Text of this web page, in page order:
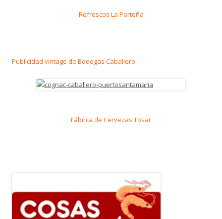
Refrescos La Porteña
Publicidad vintage de Bodegas Caballero
Fábrica de Cervezas Tosar